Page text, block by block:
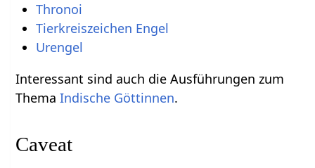
Thronoi
Tierkreiszeichen Engel
Urengel
Interessant sind auch die Ausführungen zum
ThemaIndische Göttinnen.
Caveat